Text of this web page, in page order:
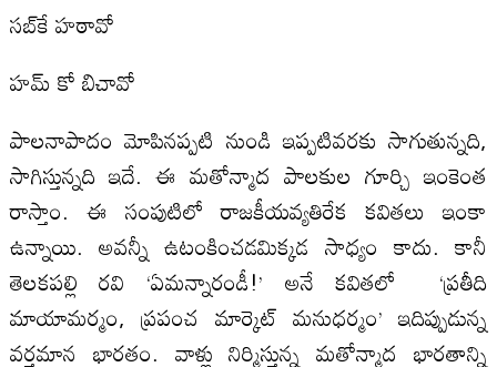
సబ్‌కే హఠావో
హమ్‌ కో బిచావో
పాలనాపాదం మోపినప్పటి నుండి ఇప్పటివరకు సాగుతున్నది,
సాగిస్తున్నది ఇదే. ఈ మతోన్మాద పాలకుల గూర్చి ఇంకెంత
రాస్తాం. ఈ సంపుటిలో రాజకీయవ్యతిరేక కవితలు ఇంకా
ఉన్నాయి. అవన్నీ ఉటంకించడమిక్కడ సాధ్యం కాదు. కానీ
తెలకపల్లి రవి ‘ఏమన్నారండీ!’ అనే కవితలో ‘ప్రతీది
మాయామర్మం, ప్రపంచ మార్కెట్‌ మనుధర్మం’ ఇదిప్పుడున్న
వర్తమాన భారతం. వాళ్లు నిర్మిస్తున్న మతోన్మాద భారతాన్ని